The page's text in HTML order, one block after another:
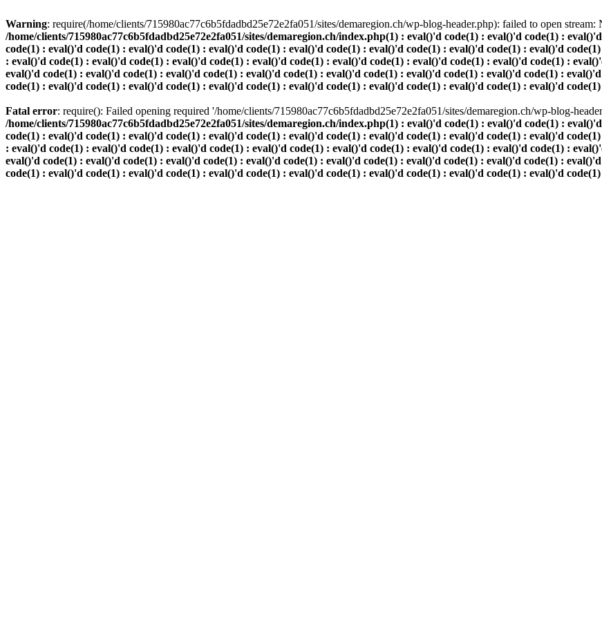
Warning: require(/home/clients/715980ac77c6b5fdadbd25e72e2fa051/sites/demaregion.ch/wp-blog-header.php): failed to open
/home/clients/715980ac77c6b5fdadbd25e72e2fa051/sites/demaregion.ch/index.php(1) : eval()'d code(1) : eval()'d code(1) :
code(1) : eval()'d code(1) : eval()'d code(1) : eval()'d code(1) : eval()'d code(1) : eval()'d code(1) : eval()'d code(1) : eval()'d
: eval()'d code(1) : eval()'d code(1) : eval()'d code(1) : eval()'d code(1) : eval()'d code(1) : eval()'d code(1) : eval()'d code(1) :
eval()'d code(1) : eval()'d code(1) : eval()'d code(1) : eval()'d code(1) : eval()'d code(1) : eval()'d code(1) : eval()'d code(1) :
code(1) : eval()'d code(1) : eval()'d code(1) : eval()'d code(1) : eval()'d code(1) : eval()'d code(1) : eval()'d code(1) : eval()'d
Fatal error: require(): Failed opening required '/home/clients/715980ac77c6b5fdadbd25e72e2fa051/sites/demaregion.ch/wp-blog-
/home/clients/715980ac77c6b5fdadbd25e72e2fa051/sites/demaregion.ch/index.php(1) : eval()'d code(1) : eval()'d code(1) :
code(1) : eval()'d code(1) : eval()'d code(1) : eval()'d code(1) : eval()'d code(1) : eval()'d code(1) : eval()'d code(1) : eval()'d
: eval()'d code(1) : eval()'d code(1) : eval()'d code(1) : eval()'d code(1) : eval()'d code(1) : eval()'d code(1) : eval()'d code(1) :
eval()'d code(1) : eval()'d code(1) : eval()'d code(1) : eval()'d code(1) : eval()'d code(1) : eval()'d code(1) : eval()'d code(1) :
code(1) : eval()'d code(1) : eval()'d code(1) : eval()'d code(1) : eval()'d code(1) : eval()'d code(1) : eval()'d code(1) : eval()'d